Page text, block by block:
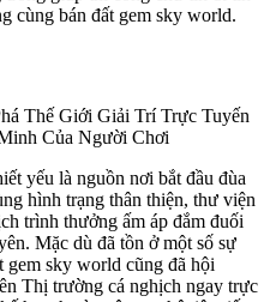
cùng bán đất gem sky world.
yếu là nguồn nơi bắt đầu đùa
hình trạng thân thiện, thư viện
trình thưởng ấm áp đắm đuối
Mặc dù đã tồn ở một số sự
gem sky world cũng đã hội
Thị trường cá nghịch ngay trực